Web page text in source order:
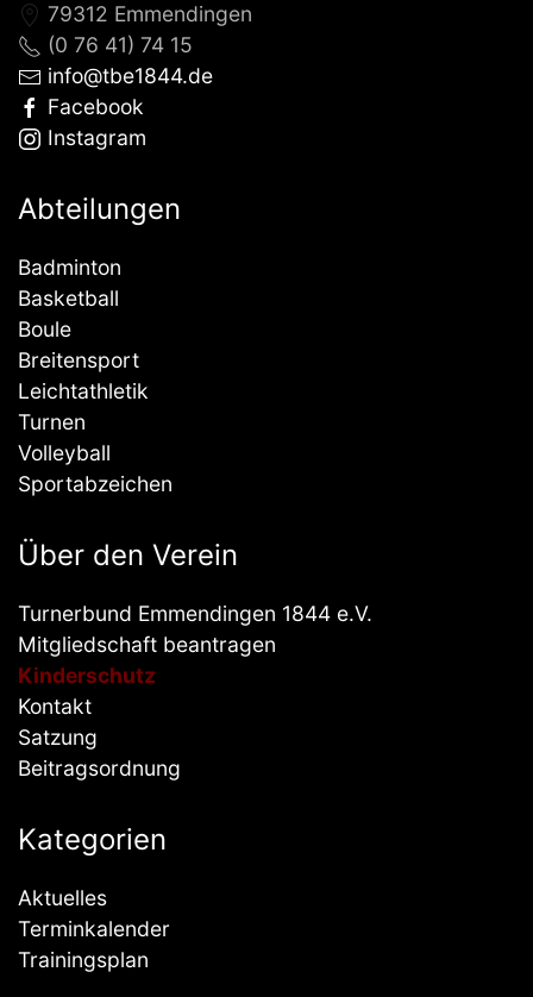
79312 Emmendingen
(0 76 41) 74 15
info@tbe1844.de
Facebook
Instagram
Abteilungen
Badminton
Basketball
Boule
Breitensport
Leichtathletik
Turnen
Volleyball
Sportabzeichen
Über den Verein
Turnerbund Emmendingen 1844 e.V.
Mitgliedschaft beantragen
Kinderschutz
Kontakt
Satzung
Beitragsordnung
Kategorien
Aktuelles
Terminkalender
Trainingsplan